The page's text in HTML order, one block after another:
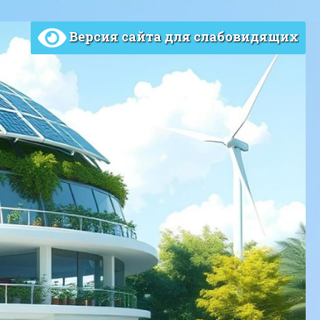
Версия сайта для слабовидящих